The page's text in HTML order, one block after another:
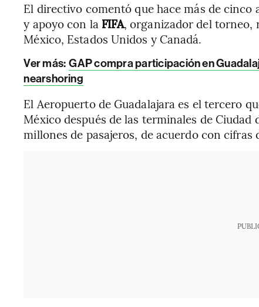
El directivo comentó que hace más de
y apoyo con la FIFA, organizador del torneo,
México, Estados Unidos y Canadá.
Ver más: GAP compra participación en
nearshoring
El Aeropuerto de Guadalajara es el tercero
México después de las terminales de Ciudad
millones de pasajeros, de acuerdo con cifras